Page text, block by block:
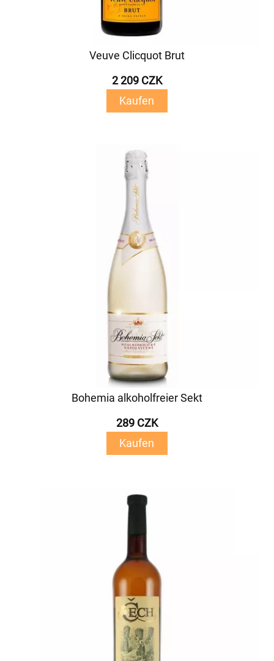
Veuve Clicquot Brut
2 209 CZK
Kaufen
Bohemia alkoholfreier Sekt
289 CZK
Kaufen